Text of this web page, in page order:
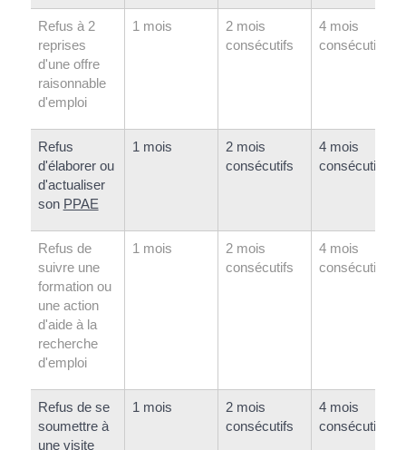
Refus à 2
reprises
d'une offre
raisonnable
d'emploi
1 mois
2 mois
consécutifs
4 mois
consécutifs
Refus
d'élaborer ou
d'actualiser
son PPAE
1 mois
2 mois
consécutifs
4 mois
consécutifs
Refus de
suivre une
formation ou
une action
d'aide à la
recherche
d'emploi
1 mois
2 mois
consécutifs
4 mois
consécutifs
Refus de se
soumettre à
une visite
1 mois
2 mois
consécutifs
4 mois
consécutifs